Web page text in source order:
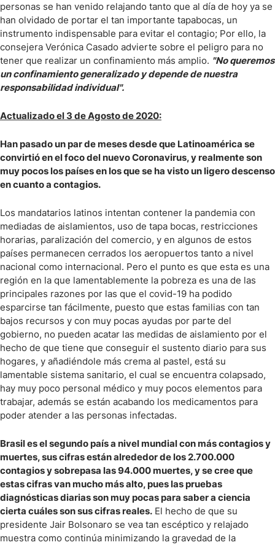
personas se han venido relajando tanto que al día de hoy ya se
han olvidado de portar el tan importante tapabocas, un
instrumento indispensable para evitar el contagio; Por ello, la
consejera Verónica Casado advierte sobre el peligro para no
tener que realizar un confinamiento más amplio. "No queremos
un confinamiento generalizado y depende de nuestra
responsabilidad individual".
Actualizado el 3 de Agosto de 2020:
Han pasado un par de meses desde que Latinoamérica se
convirtió en el foco del nuevo Coronavirus, y realmente son
muy pocos los países en los que se ha visto un ligero descenso
en cuanto a contagios.
Los mandatarios latinos intentan contener la pandemia con
mediadas de aislamientos, uso de tapa bocas, restricciones
horarias, paralización del comercio, y en algunos de estos
países permanecen cerrados los aeropuertos tanto a nivel
nacional como internacional. Pero el punto es que esta es una
región en la que lamentablemente la pobreza es una de las
principales razones por las que el covid-19 ha podido
esparcirse tan fácilmente, puesto que estas familias con tan
bajos recursos y con muy pocas ayudas por parte del
gobierno, no pueden acatar las medidas de aislamiento por el
hecho de que tiene que conseguir el sustento diario para sus
hogares, y añadiéndole más crema al pastel, está su
lamentable sistema sanitario, el cual se encuentra colapsado,
hay muy poco personal médico y muy pocos elementos para
trabajar, además se están acabando los medicamentos para
poder atender a las personas infectadas.
Brasil es el segundo país a nivel mundial con más contagios y
muertes, sus cifras están alrededor de los 2.700.000
contagios y sobrepasa las 94.000 muertes, y se cree que
estas cifras van mucho más alto, pues las pruebas
diagnósticas diarias son muy pocas para saber a ciencia
cierta cuáles son sus cifras reales. El hecho de que su
presidente Jair Bolsonaro se vea tan escéptico y relajado
muestra como continúa minimizando la gravedad de la